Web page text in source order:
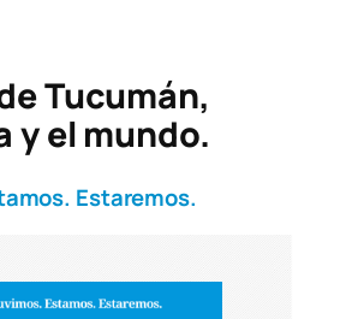
Tucumán,
y el mundo.
Estaremos.